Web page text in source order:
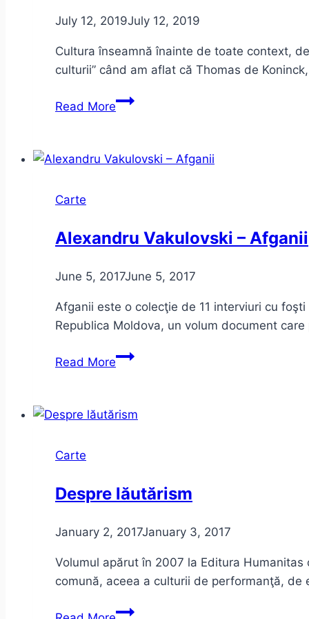
July 12, 2019July 12, 2019
Cultura înseamnă înainte de toate context,
culturii” când am aflat că Thomas de
Read MoreMicul
ignoranță
Carte
Alexandru Vakulovski – Afganii
June 5, 2017June 5, 2017
Afganii este o colecţie de 11 interviuri cu
Republica Moldova, un volum document
Read MoreAlexandru
Afganii
Carte
Despre lăutărism
January 2, 2017January 3, 2017
Volumul apărut în 2007 la Editura
comună, aceea a culturii de performanţă, de
Despre